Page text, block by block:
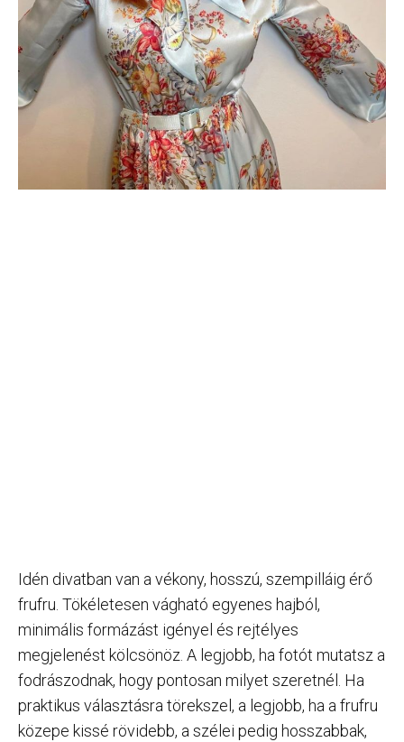
Idén divatban van a vékony, hosszú, szempilláig érő
frufru. Tökéletesen vágható egyenes hajból,
minimális formázást igényel és rejtélyes
megjelenést kölcsönöz. A legjobb, ha fotót mutatsz a
fodrászodnak, hogy pontosan milyet szeretnél. Ha
praktikus választásra törekszel, a legjobb, ha a frufru
közepe kissé rövidebb, a szélei pedig hosszabbak,